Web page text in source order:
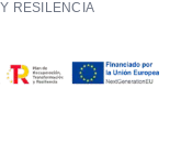
RESILENCIA